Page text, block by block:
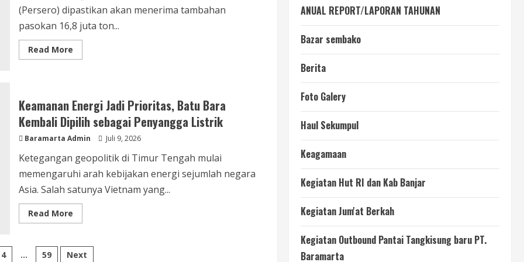
(Persero) dipastikan akan menerima tambahan
pasokan 16,8 juta ton...
Read MoreRead
more
Besar-
besaran,
PLN
Siap
Perkuat
Kelistrikan
Nasional
Keamanan Energi Jadi Prioritas, Batu Bara
Kembali Dipilih sebagai Penyangga Listrik
Baramarta Admin Juli 9, 2026
Ketegangan geopolitik di Timur Tengah mulai
memengaruhi arah kebijakan energi sejumlah negara
Asia. Salah satunya Vietnam yang...
Read MoreRead
more
Energi
Jadi
4 … 59 Next
ANUAL REPORT/LAPORAN TAHUNAN
Bazar sembako
Berita
Foto Galery
Haul Sekumpul
Keagamaan
Kegiatan Hut RI dan Kab Banjar
Kegiatan Jum'at Berkah
Kegiatan Outbound Pantai Tangkisung baru PT.
Baramarta